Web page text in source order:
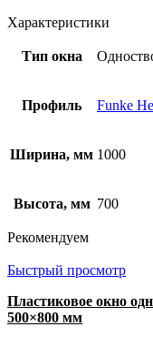
Характеристики
Тип окна
Профиль Funke
Ширина, мм 1000
Высота, мм 700
Рекомендуем
Быстрый просмотр
Пластиковое окно
500×800 мм